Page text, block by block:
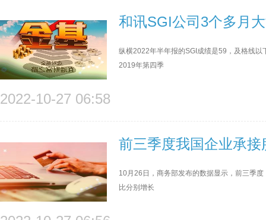
和讯SGI公司3个多月
纵横2022年半年报的SGI成绩是59，及格线
2019年第四季
2022-10-27 06:58
前三季度我国企业承
10月26日，商务部发布的数据显示，前三季
比分别增长